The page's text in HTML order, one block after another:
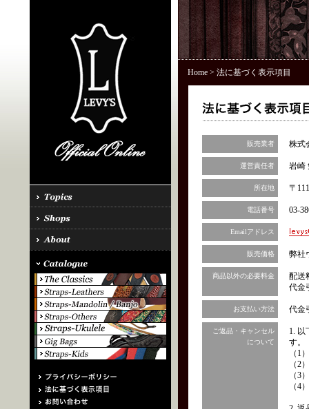
Home> 法に基づく表示項目
販売業者 株式
運営責任者 岩崎
所在地 〒
電話番号 03-
Emailアドレス
販売価格 弊社
商品以外の必要料金
配送
代金
お支払い方法 代金
ご返品・キャンセル
について
1. 以
す。
（1
（2
（3
（4